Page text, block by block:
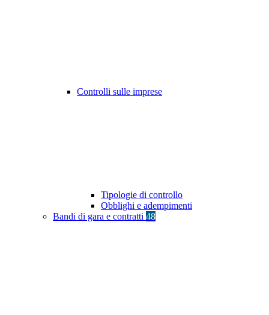
Controlli sulle imprese
Tipologie di controllo
Obblighi e adempimenti
Bandi di gara e contratti 48